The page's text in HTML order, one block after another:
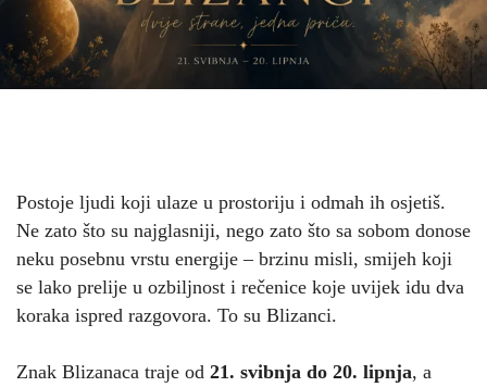
Postoje ljudi koji ulaze u prostoriju i odmah ih osjetiš.
Ne zato što su najglasniji, nego zato što sa sobom donose
neku posebnu vrstu energije – brzinu misli, smijeh koji
se lako prelije u ozbiljnost i rečenice koje uvijek idu dva
koraka ispred razgovora. To su Blizanci.
Znak Blizanaca traje od 21. svibnja do 20. lipnja, a